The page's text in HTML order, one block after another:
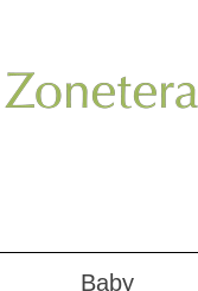
Baby